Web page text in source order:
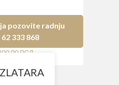
pozovite radnju
333 868
РСД